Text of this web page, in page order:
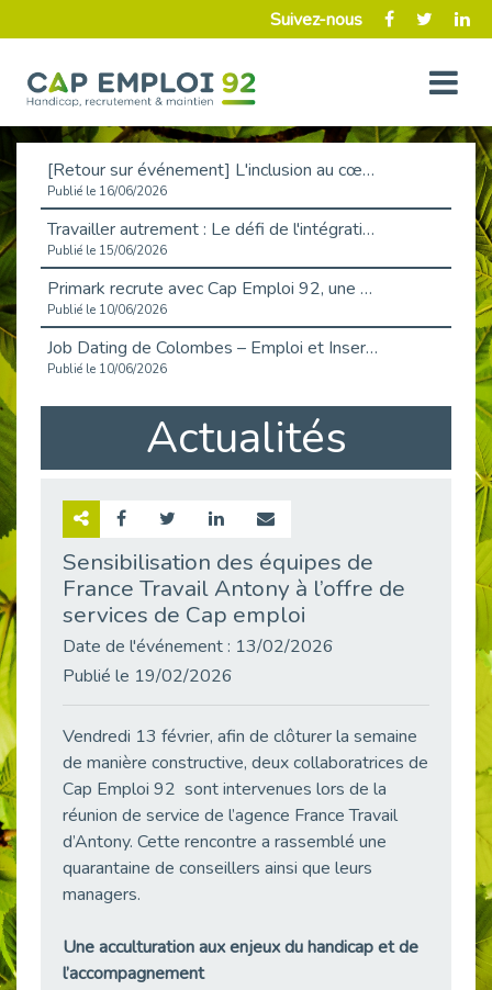
Suivez-nous
[Retour sur événement] L'inclusion au cœur de la Place de l'Emploi à La Défense !
Publié le 16/06/2026
Travailler autrement : Le défi de l'intégration des maladies chroniques en entreprise
Publié le 15/06/2026
Primark recrute avec Cap Emploi 92, une matinée couronnée de succès !
Publié le 10/06/2026
Job Dating de Colombes – Emploi et Insertion
Publié le 10/06/2026
Aborder l'entretien et la situation de handicap en toute confiance
Publié le 09/06/2026
Retour sur l’atelier « Optimiser sa recherche d’emploi »
Emploi & Handicap : Hachette Livre et Cap emploi 92 renforcent leur collaboration
Publié le 02/06/2026
Publié le 30/05/2026
« Confiance en soi et acceptation du handicap » : un levier puissant vers l’emploi
Publié le 22/05/2026
Handicap et emploi : une matinée pour briser les tabous
Publié le 21/05/2026
L’alternance : un levier stratégique pour recruter et inclure durablement
Publié le 18/05/2026
Fibromyalgie : Quand la douleur invisible s’invite au bureau
Publié le 12/05/2026
CAP EMPLOI 92 : L’inclusion portée à son sommet, bien au-delà des quotas
Publié le 12/05/2026
Actualités
Sensibilisation des équipes de
France Travail Antony à l’offre de
services de Cap emploi
Date de l'événement : 13/02/2026
Publié le 19/02/2026
Vendredi 13 février, afin de clôturer la semaine
de manière constructive, deux collaboratrices de
Cap Emploi 92 sont intervenues lors de la
réunion de service de l’agence France Travail
d’Antony. Cette rencontre a rassemblé une
quarantaine de conseillers ainsi que leurs
managers.
Une acculturation aux enjeux du handicap et de
l’accompagnement